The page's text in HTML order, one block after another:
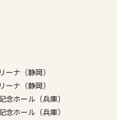
ーナ（静岡）
ーナ（静岡）
念ホール（兵庫）
念ホール（兵庫）